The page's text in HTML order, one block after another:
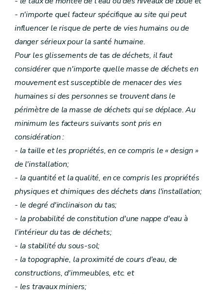
- n'importe quel facteur spécifique au site qui peut
influencer le risque de perte de vies humains ou de
danger sérieux pour la santé humaine.
Pour les glissements de tas de déchets, il faut
considérer que n'importe quelle masse de déchets en
mouvement est susceptible de menacer des vies
humaines si des personnes se trouvent dans le
périmètre de la masse de déchets qui se déplace. Au
minimum les facteurs suivants sont pris en
considération :
- la taille et les propriétés, en ce compris le « design »
de l'installation;
- la quantité et la qualité, en ce compris les propriétés
physiques et chimiques des déchets dans l'installation;
- le degré d'inclinaison du tas;
- la probabilité de constitution d'une nappe d'eau à
l'intérieur du tas de déchets;
- la stabilité du sous-sol;
- la topographie, la proximité de cours d'eau, de
constructions, d'immeubles, etc. et
- les travaux miniers;